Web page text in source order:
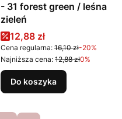
- 31 forest green / leśna
zieleń
Cena promocyjna
12,88 zł
Cena regularna: 16,10 zł-20%
Najniższa cena: 12,88 zł0%
Do koszyka